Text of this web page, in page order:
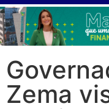
Zema